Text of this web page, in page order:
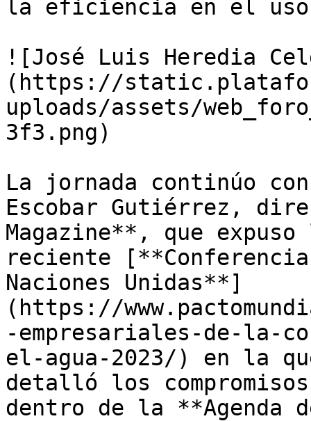
la eficiencia en el
![José Luis Heredia
(https://
uploads/assets/
3f3.png)
La jornada continúo
Escobar Gutiérrez,
Magazine**, que
reciente
Naciones Unidas**]
(https://
-empresariales-de-la-
el-agua-2023/) en la
detalló los
dentro de la **Agenda